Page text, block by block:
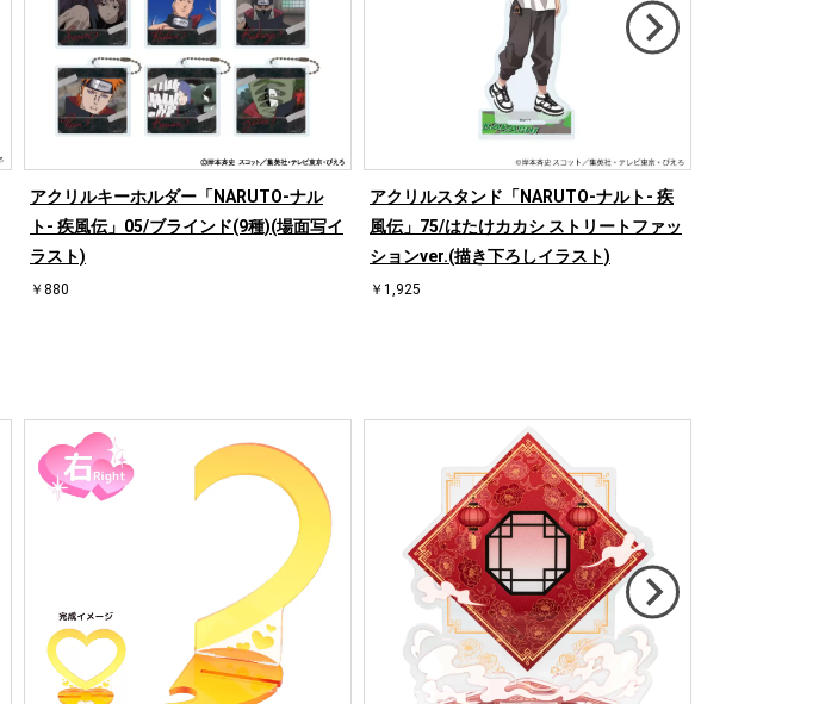
アクリルキーホルダー「NARUTO-ナル
ト- 疾風伝」05/ブラインド(9種)(場面写イ
ラスト)
￥880
アクリルスタンド「NARUTO-ナルト- 疾
風伝」75/はたけカカシ ストリートファッ
ションver.(描き下ろしイラスト)
￥1,925